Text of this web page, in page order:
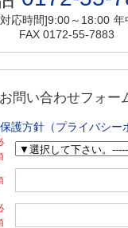
応時間]9:00～18:00 年
FAX 0172-55-7883
お問い合わせフォー
護方針（プライバシー